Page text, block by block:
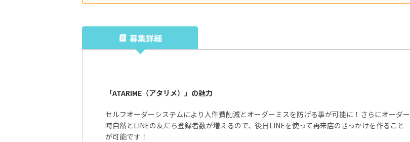
募集詳細
「ATARIME（アタリメ）」の魅力
セルフオーダーシステムにより人件費削減とオーダーミスを防げる事が可能に！さらにオーダー
時自然とLINEの友だち登録者数が増えるので、後日LINEを使って再来店のきっかけを作ること
が可能です！